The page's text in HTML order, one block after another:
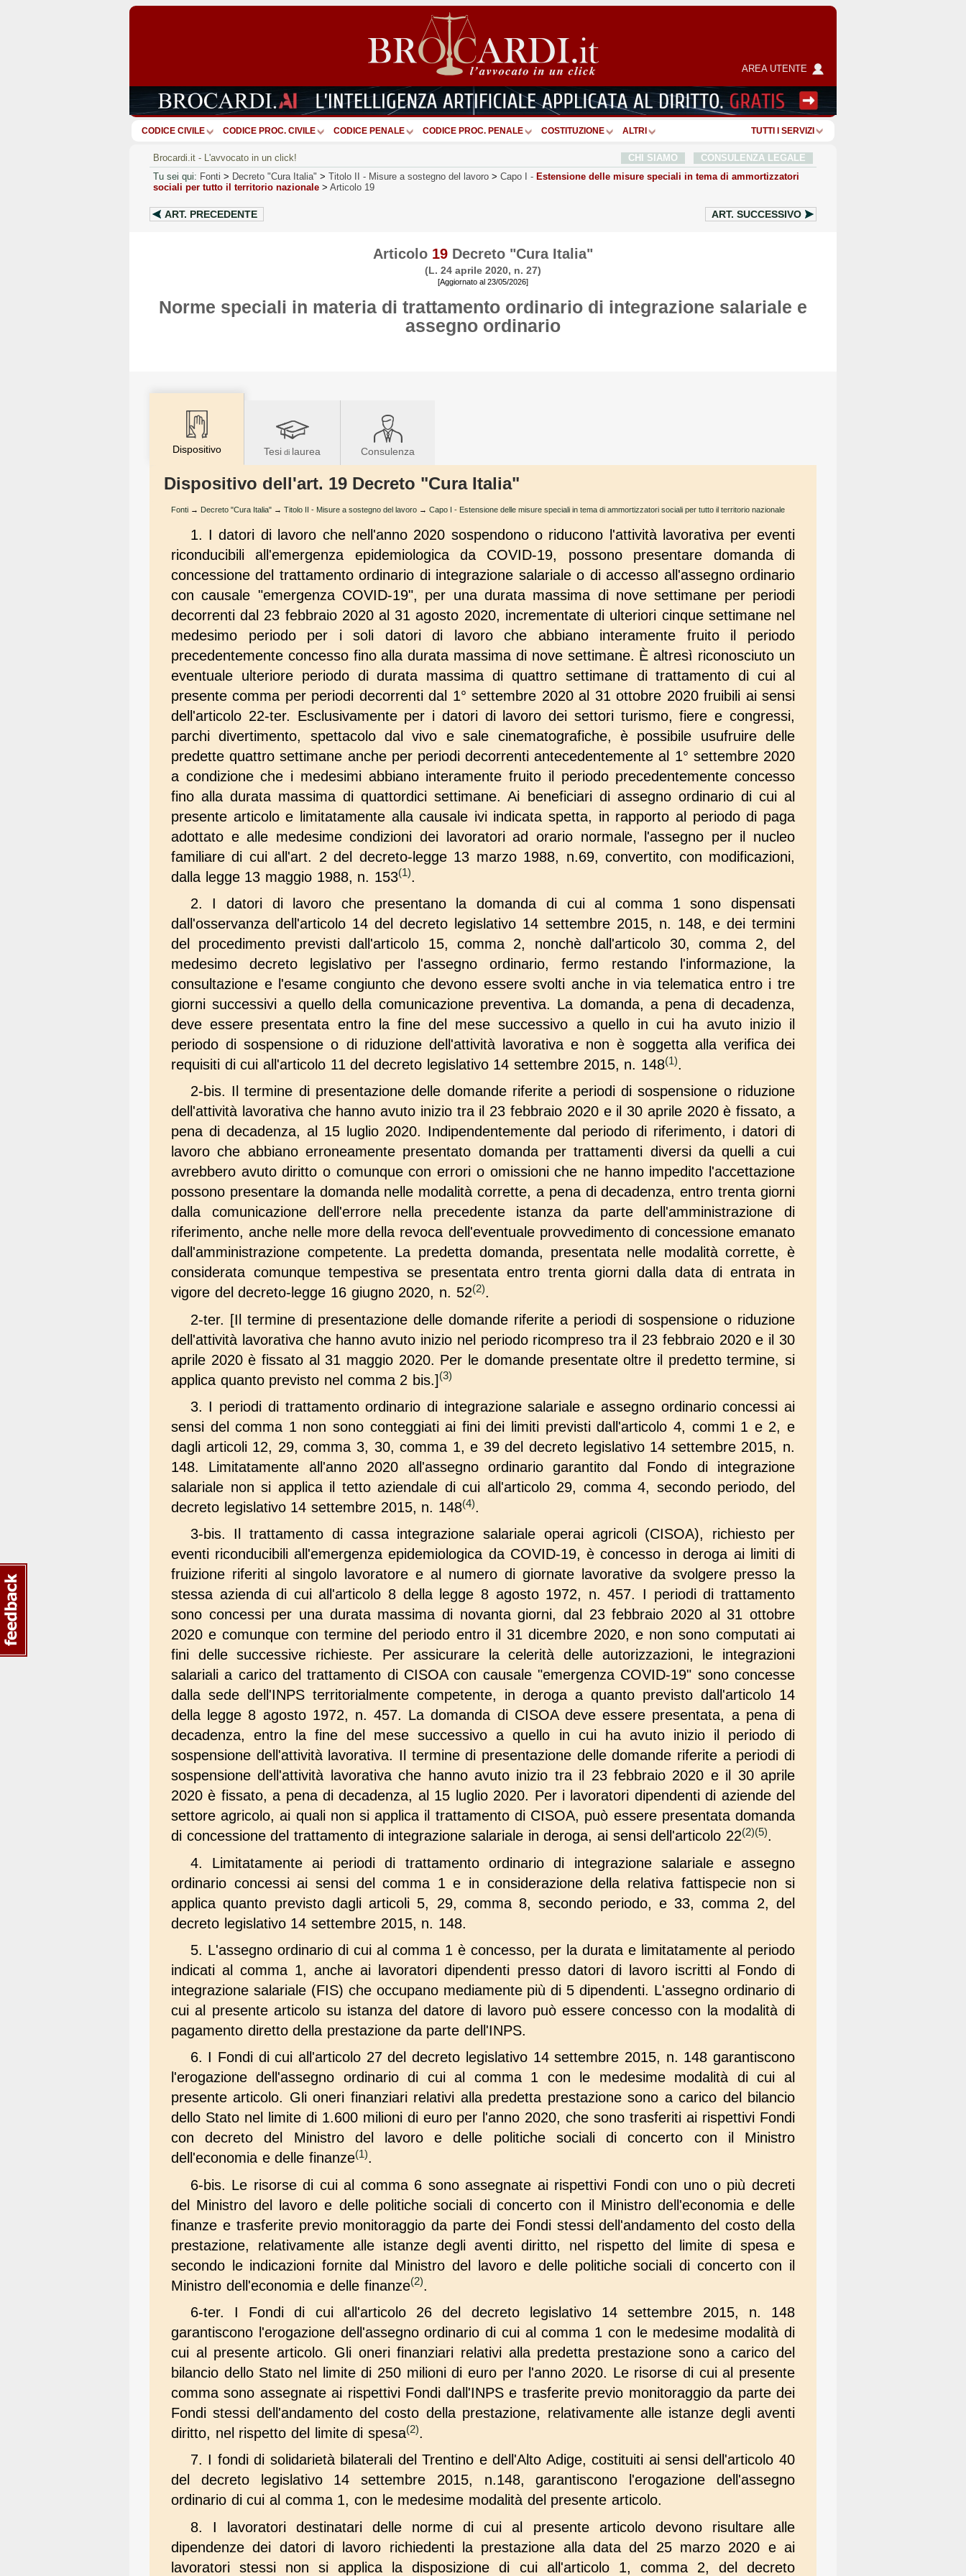
AREA UTENTE
CODICE CIVILE CODICE PROC. CIVILE CODICE PENALE CODICE PROC. PENALE COSTITUZIONE ALTRI TUTTI I SERVIZI
Brocardi.it - L'avvocato in un click! CHI SIAMO
CONSULENZA LEGALE
Tu sei qui: Fonti > Decreto "Cura Italia" > Titolo II - Misure a sostegno del lavoro > Capo I - Estensione delle misure speciali in tema di ammortizzatori
sociali per tutto il territorio nazionale > Articolo 19
ART. PRECEDENTE ART. SUCCESSIVO
Articolo 19 Decreto "Cura Italia"
(L. 24 aprile 2020, n. 27)
[Aggiornato al 23/05/2026]
Norme speciali in materia di trattamento ordinario di integrazione salariale e
assegno ordinario
Dispositivo Tesi di laurea Consulenza
Dispositivo dell'art. 19 Decreto "Cura Italia"
Fonti → Decreto "Cura Italia" → Titolo II - Misure a sostegno del lavoro → Capo I - Estensione delle misure speciali in tema di ammortizzatori sociali per tutto il territorio nazionale
1. I datori di lavoro che nell'anno 2020 sospendono o riducono l'attività lavorativa per eventi
riconducibili all'emergenza epidemiologica da COVID-19, possono presentare domanda di
concessione del trattamento ordinario di integrazione salariale o di accesso all'assegno ordinario
con causale "emergenza COVID-19", per una durata massima di nove settimane per periodi
decorrenti dal 23 febbraio 2020 al 31 agosto 2020, incrementate di ulteriori cinque settimane nel
medesimo periodo per i soli datori di lavoro che abbiano interamente fruito il periodo
precedentemente concesso fino alla durata massima di nove settimane. È altresì riconosciuto un
eventuale ulteriore periodo di durata massima di quattro settimane di trattamento di cui al
presente comma per periodi decorrenti dal 1° settembre 2020 al 31 ottobre 2020 fruibili ai sensi
dell'articolo 22-ter. Esclusivamente per i datori di lavoro dei settori turismo, fiere e congressi,
parchi divertimento, spettacolo dal vivo e sale cinematografiche, è possibile usufruire delle
predette quattro settimane anche per periodi decorrenti antecedentemente al 1° settembre 2020
a condizione che i medesimi abbiano interamente fruito il periodo precedentemente concesso
fino alla durata massima di quattordici settimane. Ai beneficiari di assegno ordinario di cui al
presente articolo e limitatamente alla causale ivi indicata spetta, in rapporto al periodo di paga
adottato e alle medesime condizioni dei lavoratori ad orario normale, l'assegno per il nucleo
familiare di cui all'art. 2 del decreto-legge 13 marzo 1988, n.69, convertito, con modificazioni,
dalla legge 13 maggio 1988, n. 153(1).
2. I datori di lavoro che presentano la domanda di cui al comma 1 sono dispensati
dall'osservanza dell'articolo 14 del decreto legislativo 14 settembre 2015, n. 148, e dei termini
del procedimento previsti dall'articolo 15, comma 2, nonchè dall'articolo 30, comma 2, del
medesimo decreto legislativo per l'assegno ordinario, fermo restando l'informazione, la
consultazione e l'esame congiunto che devono essere svolti anche in via telematica entro i tre
giorni successivi a quello della comunicazione preventiva. La domanda, a pena di decadenza,
deve essere presentata entro la fine del mese successivo a quello in cui ha avuto inizio il
periodo di sospensione o di riduzione dell'attività lavorativa e non è soggetta alla verifica dei
requisiti di cui all'articolo 11 del decreto legislativo 14 settembre 2015, n. 148(1).
2-bis. Il termine di presentazione delle domande riferite a periodi di sospensione o riduzione
dell'attività lavorativa che hanno avuto inizio tra il 23 febbraio 2020 e il 30 aprile 2020 è fissato, a
pena di decadenza, al 15 luglio 2020. Indipendentemente dal periodo di riferimento, i datori di
lavoro che abbiano erroneamente presentato domanda per trattamenti diversi da quelli a cui
avrebbero avuto diritto o comunque con errori o omissioni che ne hanno impedito l'accettazione
possono presentare la domanda nelle modalità corrette, a pena di decadenza, entro trenta giorni
dalla comunicazione dell'errore nella precedente istanza da parte dell'amministrazione di
riferimento, anche nelle more della revoca dell'eventuale provvedimento di concessione emanato
dall'amministrazione competente. La predetta domanda, presentata nelle modalità corrette, è
considerata comunque tempestiva se presentata entro trenta giorni dalla data di entrata in
vigore del decreto-legge 16 giugno 2020, n. 52(2).
2-ter. [Il termine di presentazione delle domande riferite a periodi di sospensione o riduzione
dell'attività lavorativa che hanno avuto inizio nel periodo ricompreso tra il 23 febbraio 2020 e il 30
aprile 2020 è fissato al 31 maggio 2020. Per le domande presentate oltre il predetto termine, si
applica quanto previsto nel comma 2 bis.] (3)
3. I periodi di trattamento ordinario di integrazione salariale e assegno ordinario concessi ai
sensi del comma 1 non sono conteggiati ai fini dei limiti previsti dall'articolo 4, commi 1 e 2, e
dagli articoli 12, 29, comma 3, 30, comma 1, e 39 del decreto legislativo 14 settembre 2015, n.
148. Limitatamente all'anno 2020 all'assegno ordinario garantito dal Fondo di integrazione
salariale non si applica il tetto aziendale di cui all'articolo 29, comma 4, secondo periodo, del
decreto legislativo 14 settembre 2015, n. 148(4).
3-bis. Il trattamento di cassa integrazione salariale operai agricoli (CISOA), richiesto per
eventi riconducibili all'emergenza epidemiologica da COVID-19, è concesso in deroga ai limiti di
fruizione riferiti al singolo lavoratore e al numero di giornate lavorative da svolgere presso la
stessa azienda di cui all'articolo 8 della legge 8 agosto 1972, n. 457. I periodi di trattamento
sono concessi per una durata massima di novanta giorni, dal 23 febbraio 2020 al 31 ottobre
2020 e comunque con termine del periodo entro il 31 dicembre 2020, e non sono computati ai
fini delle successive richieste. Per assicurare la celerità delle autorizzazioni, le integrazioni
salariali a carico del trattamento di CISOA con causale "emergenza COVID-19" sono concesse
dalla sede dell'INPS territorialmente competente, in deroga a quanto previsto dall'articolo 14
della legge 8 agosto 1972, n. 457. La domanda di CISOA deve essere presentata, a pena di
decadenza, entro la fine del mese successivo a quello in cui ha avuto inizio il periodo di
sospensione dell'attività lavorativa. Il termine di presentazione delle domande riferite a periodi di
sospensione dell'attività lavorativa che hanno avuto inizio tra il 23 febbraio 2020 e il 30 aprile
2020 è fissato, a pena di decadenza, al 15 luglio 2020. Per i lavoratori dipendenti di aziende del
settore agricolo, ai quali non si applica il trattamento di CISOA, può essere presentata domanda
di concessione del trattamento di integrazione salariale in deroga, ai sensi dell'articolo 22(2)(5).
4. Limitatamente ai periodi di trattamento ordinario di integrazione salariale e assegno
ordinario concessi ai sensi del comma 1 e in considerazione della relativa fattispecie non si
applica quanto previsto dagli articoli 5, 29, comma 8, secondo periodo, e 33, comma 2, del
decreto legislativo 14 settembre 2015, n. 148.
5. L'assegno ordinario di cui al comma 1 è concesso, per la durata e limitatamente al periodo
indicati al comma 1, anche ai lavoratori dipendenti presso datori di lavoro iscritti al Fondo di
integrazione salariale (FIS) che occupano mediamente più di 5 dipendenti. L'assegno ordinario di
cui al presente articolo su istanza del datore di lavoro può essere concesso con la modalità di
pagamento diretto della prestazione da parte dell'INPS.
6. I Fondi di cui all'articolo 27 del decreto legislativo 14 settembre 2015, n. 148 garantiscono
l'erogazione dell'assegno ordinario di cui al comma 1 con le medesime modalità di cui al
presente articolo. Gli oneri finanziari relativi alla predetta prestazione sono a carico del bilancio
dello Stato nel limite di 1.600 milioni di euro per l'anno 2020, che sono trasferiti ai rispettivi Fondi
con decreto del Ministro del lavoro e delle politiche sociali di concerto con il Ministro
dell'economia e delle finanze(1).
6-bis. Le risorse di cui al comma 6 sono assegnate ai rispettivi Fondi con uno o più decreti
del Ministro del lavoro e delle politiche sociali di concerto con il Ministro dell'economia e delle
finanze e trasferite previo monitoraggio da parte dei Fondi stessi dell'andamento del costo della
prestazione, relativamente alle istanze degli aventi diritto, nel rispetto del limite di spesa e
secondo le indicazioni fornite dal Ministro del lavoro e delle politiche sociali di concerto con il
Ministro dell'economia e delle finanze(2).
6-ter. I Fondi di cui all'articolo 26 del decreto legislativo 14 settembre 2015, n. 148
garantiscono l'erogazione dell'assegno ordinario di cui al comma 1 con le medesime modalità di
cui al presente articolo. Gli oneri finanziari relativi alla predetta prestazione sono a carico del
bilancio dello Stato nel limite di 250 milioni di euro per l'anno 2020. Le risorse di cui al presente
comma sono assegnate ai rispettivi Fondi dall'INPS e trasferite previo monitoraggio da parte dei
Fondi stessi dell'andamento del costo della prestazione, relativamente alle istanze degli aventi
diritto, nel rispetto del limite di spesa(2).
7. I fondi di solidarietà bilaterali del Trentino e dell'Alto Adige, costituiti ai sensi dell'articolo 40
del decreto legislativo 14 settembre 2015, n.148, garantiscono l'erogazione dell'assegno
ordinario di cui al comma 1, con le medesime modalità del presente articolo.
8. I lavoratori destinatari delle norme di cui al presente articolo devono risultare alle
dipendenze dei datori di lavoro richiedenti la prestazione alla data del 25 marzo 2020 e ai
lavoratori stessi non si applica la disposizione di cui all'articolo 1, comma 2, del decreto